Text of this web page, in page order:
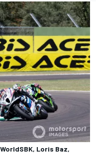
Loris Baz,